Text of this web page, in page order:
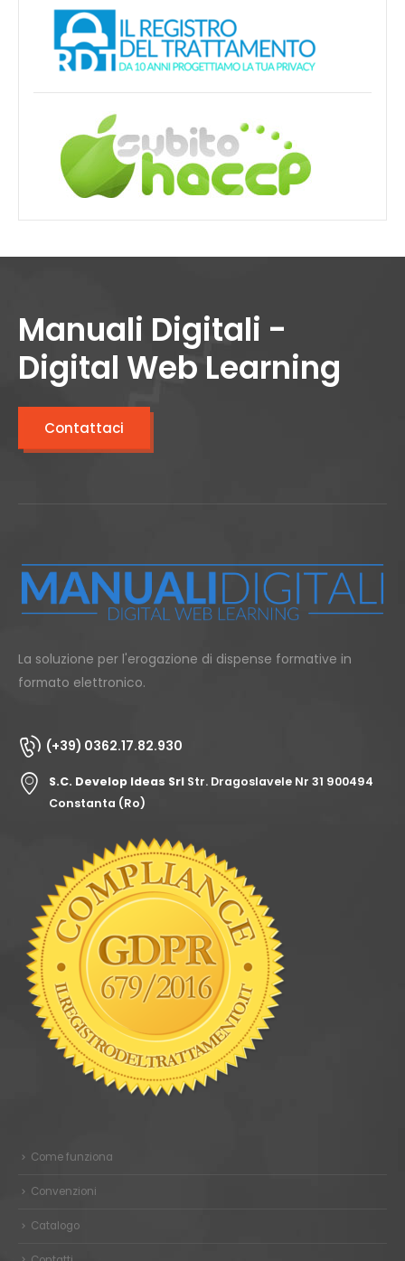
Manuali Digitali -
Digital Web Learning
Contattaci
La soluzione per l'erogazione di dispense formative in
formato elettronico.
(+39) 0362.17.82.930
S.C. Develop Ideas Srl Str. Dragoslavele Nr 31 900494
Constanta (Ro)
Come funziona
Convenzioni
Catalogo